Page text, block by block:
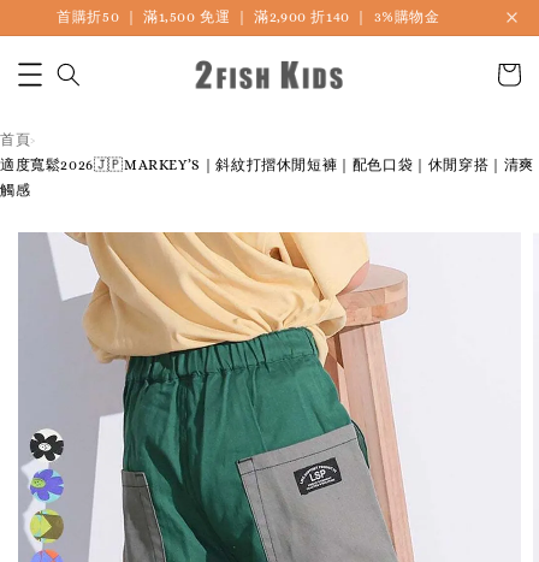
首購折50 ｜ 滿1,500 免運 ｜ 滿2,900 折140 ｜ 3%購物金
🎏 LINE海外連線社團開放加入中
首頁›
適度寬鬆2026🇯🇵MARKEY’S｜斜紋打摺休閒短褲｜配色口袋｜休閒穿搭｜清爽
觸感